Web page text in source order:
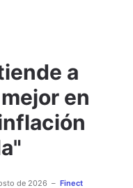
a
en
de 2026 Finect